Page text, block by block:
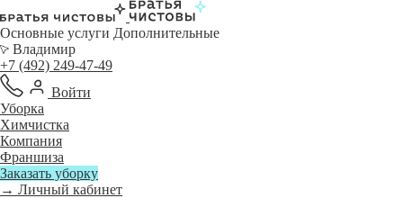
Основные услуги Дополнительные
Владимир
+7 (492) 249-47-49
Войти
Уборка
Химчистка
Компания
Франшиза
Заказать уборку
→ Личный кабинет